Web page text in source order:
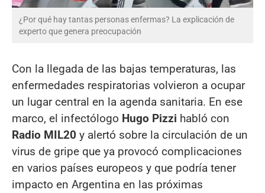
¿Por qué hay tantas personas enfermas? La explicación de
experto que genera preocupación
Con la llegada de las bajas temperaturas, las
enfermedades respiratorias volvieron a ocupar
un lugar central en la agenda sanitaria. En ese
marco, el infectólogo Hugo Pizzi habló con
Radio MIL20 y alertó sobre la circulación de un
virus de gripe que ya provocó complicaciones
en varios países europeos y que podría tener
impacto en Argentina en las próximas